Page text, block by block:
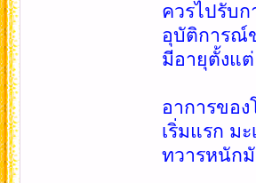
ควรไปรับ
อุบัติการณ์
มีอายุตั้งแ
อาการของ
เริ่มแรก ม
ทวารหนัก